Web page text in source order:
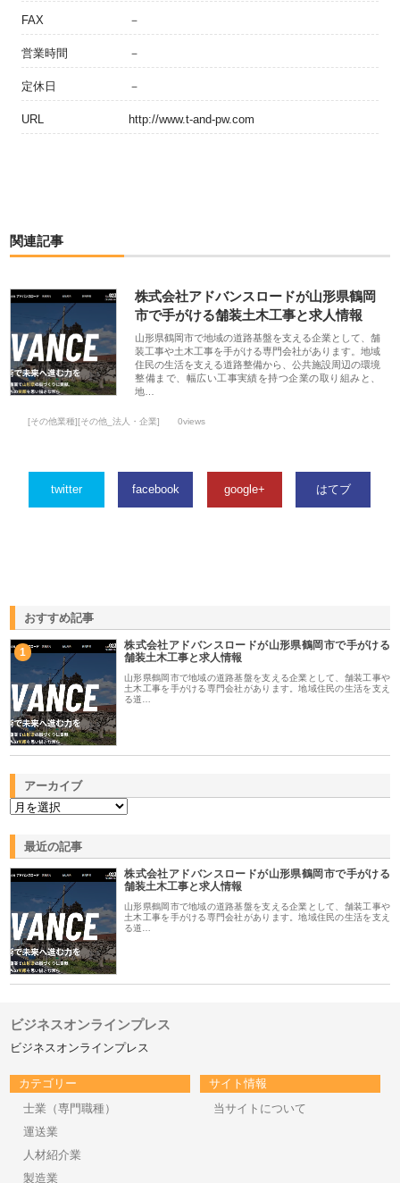
FAX －
営業時間 －
定休日 －
URL http://www.t-and-pw.com
関連記事
株式会社アドバンスロードが山形県鶴岡
市で手がける舗装土木工事と求人情報
山形県鶴岡市で地域の道路基盤を支える企業として、舗
装工事や土木工事を手がける専門会社があります。地域
住民の生活を支える道路整備から、公共施設周辺の環境
整備まで、幅広い工事実績を持つ企業の取り組みと、
地…
[その他業種][その他_法人・企業] 0views
twitter facebook google+ はてブ
おすすめ記事
1
株式会社アドバンスロードが山形県鶴岡市で手がける
舗装土木工事と求人情報
山形県鶴岡市で地域の道路基盤を支える企業として、舗装工事や
土木工事を手がける専門会社があります。地域住民の生活を支え
る道…
アーカイブ
最近の記事
株式会社アドバンスロードが山形県鶴岡市で手がける
舗装土木工事と求人情報
山形県鶴岡市で地域の道路基盤を支える企業として、舗装工事や
土木工事を手がける専門会社があります。地域住民の生活を支え
る道…
ビジネスオンラインプレス
ビジネスオンラインプレス
カテゴリー
士業（専門職種）
運送業
人材紹介業
製造業
サイト情報
当サイトについて